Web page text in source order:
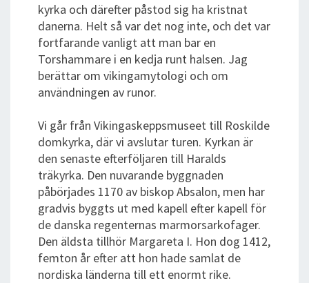
kyrka och därefter påstod sig ha kristnat
danerna. Helt så var det nog inte, och det var
fortfarande vanligt att man bar en
Torshammare i en kedja runt halsen. Jag
berättar om vikingamytologi och om
användningen av runor.
Vi går från Vikingaskeppsmuseet till Roskilde
domkyrka, där vi avslutar turen. Kyrkan är
den senaste efterföljaren till Haralds
träkyrka. Den nuvarande byggnaden
påbörjades 1170 av biskop Absalon, men har
gradvis byggts ut med kapell efter kapell för
de danska regenternas marmorsarkofager.
Den äldsta tillhör Margareta I. Hon dog 1412,
femton år efter att hon hade samlat de
nordiska länderna till ett enormt rike.